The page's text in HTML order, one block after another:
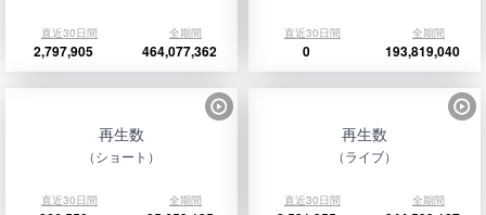
直近30日間 全期間
2,797,905 464,077,362
直近30日間 全期間
0 193,819,040
再生数
（ショート）
直近30日間 全期間
再生数
（ライブ）
直近30日間 全期間